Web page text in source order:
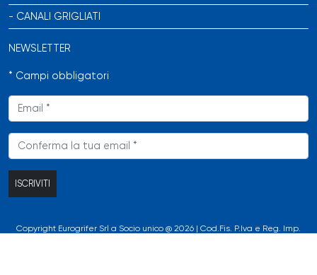
CANALI GRIGLIATI
NEWSLETTER
* Campi obbligatori
Email
*
Conferma
la
tua
email
Copyright Eurogrifer Srl a Socio unico @ 2026 | Cod.Fis. P.Iva e Reg. Imp.